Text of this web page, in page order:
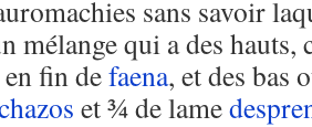
sans savoir
mélange qui a des
fin defaena, et des bas
et ¾ de lame